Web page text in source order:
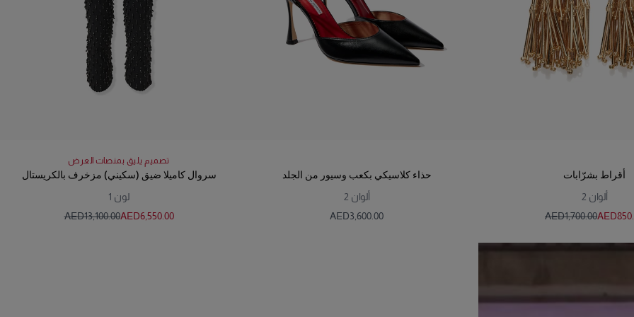
تصميم يليق بمنصات العرض
سروال كاميلا ضيق (سكيني) مزخرف بالكريستال
1 لون
AED‌13,100.00AED‌6,550.00
حذاء كلاسيكي بكعب وسيور من الجلد
2 ألوان
AED‌3,600.00
أقراط بشرّابات
2 ألوان
AED‌1,700.00